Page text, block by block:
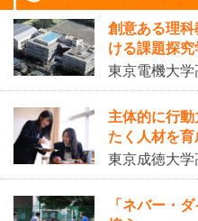
創意ある理
ける課題探
東京電機大学
主体的に行
たく人材を育
東京成徳大学
「ネバー・